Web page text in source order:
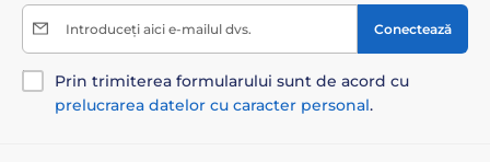
asigura aportul zilnic de nutrienți. Deși produsul este
foarte gustos, nu depășiți doza și faceți mișcare cu
câinele. Asigurați acces la apă potabilă proaspătă.
Specificațiile tehnice se pot modifica fără notificare
expresă. Imaginile au caracter pur ilustrativ.
Introduceți aici e-mailul dvs. Conectează
Prin trimiterea formularului sunt de acord cu
prelucrarea datelor cu caracter personal.